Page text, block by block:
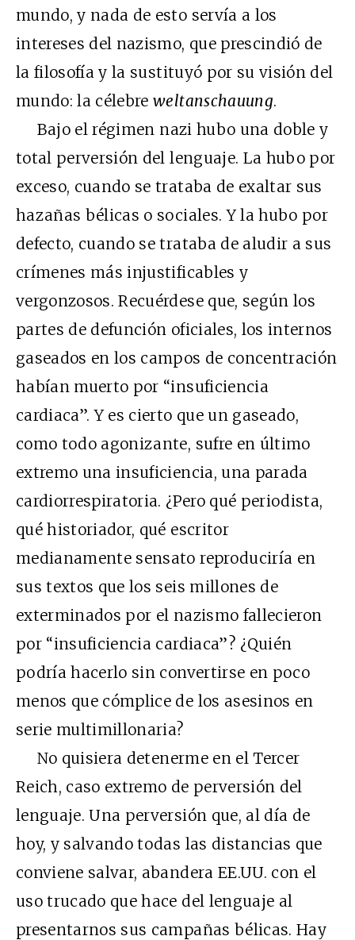
mundo, y nada de esto servía a los
intereses del nazismo, que prescindió de
la filosofía y la sustituyó por su visión del
mundo: la célebreweltanschauung.
Bajo el régimen nazi hubo una doble y
total perversión del lenguaje. La hubo por
exceso, cuando se trataba de exaltar sus
hazañas bélicas o sociales. Y la hubo por
defecto, cuando se trataba de aludir a sus
crímenes más injustificables y
vergonzosos. Recuérdese que, según los
partes de defunción oficiales, los internos
gaseados en los campos de concentración
habían muerto por “insuficiencia
cardiaca”. Y es cierto que un gaseado,
como todo agonizante, sufre en último
extremo una insuficiencia, una parada
cardiorrespiratoria. ¿Pero qué periodista,
qué historiador, qué escritor
medianamente sensato reproduciría en
sus textos que los seis millones de
exterminados por el nazismo fallecieron
por “insuficiencia cardiaca”? ¿Quién
podría hacerlo sin convertirse en poco
menos que cómplice de los asesinos en
serie multimillonaria?
No quisiera detenerme en el Tercer
Reich, caso extremo de perversión del
lenguaje. Una perversión que, al día de
hoy, y salvando todas las distancias que
conviene salvar, abandera EE.UU. con el
uso trucado que hace del lenguaje al
presentarnos sus campañas bélicas. Hay